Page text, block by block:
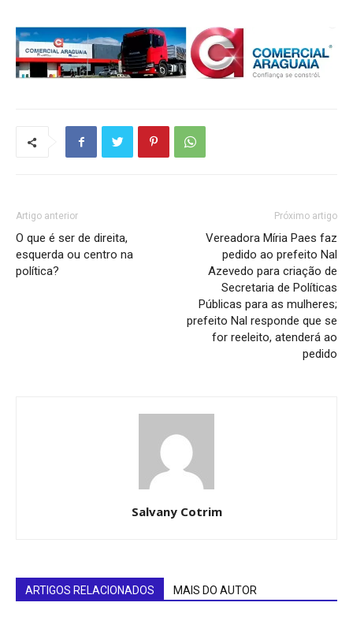
Artigo anterior
O que é ser de direita,
esquerda ou centro na
política?
Próximo artigo
Vereadora Míria Paes faz
pedido ao prefeito Nal
Azevedo para criação de
Secretaria de Políticas
Públicas para as mulheres;
prefeito Nal responde que se
for reeleito, atenderá ao
pedido
Salvany Cotrim
ARTIGOS RELACIONADOS MAIS DO AUTOR